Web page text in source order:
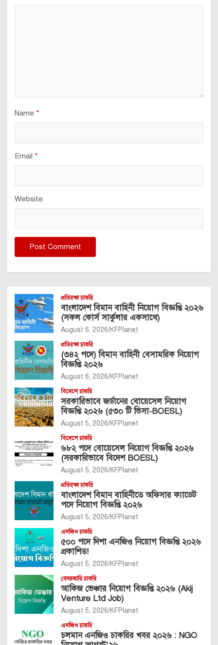
Name *
Email *
Website
প্রতিরক্ষা চাকরি
বাংলাদেশ বিমান বাহিনী নিয়োগ বিজ্ঞপ্তি ২০২৬
(সকল কোর্স সার্কুলার একসাথে)
August 6, 2026 KFPlanet
প্রতিরক্ষা চাকরি
(৩৪২ পদে) বিমান বাহিনী বেসামরিক নিয়োগ
বিজ্ঞপ্তি ২০২৬
August 6, 2026 KFPlanet
বিদেশে চাকরি
সরকারিভাবে জর্ডানের বোয়েসেল নিয়োগ
বিজ্ঞপ্তি ২০২৬ (৫৩০ টি ভিসা-BOESL)
August 5, 2026 KFPlanet
বিদেশে চাকরি
৬৮২ পদে বোয়েসেল নিয়োগ বিজ্ঞপ্তি ২০২৬
(সরকারিভাবে বিদেশ BOESL)
August 5, 2026 KFPlanet
প্রতিরক্ষা চাকরি
বাংলাদেশ বিমান বাহিনীতে অফিসার ক্যাডেট
পদে নিয়োগ বিজ্ঞপ্তি ২০২৬
August 5, 2026 KFPlanet
এনজিও চাকরি
৫০০ পদে দিশা এনজিও নিয়োগ বিজ্ঞপ্তি ২০২৬
প্রকাশিত!
August 5, 2026 KFPlanet
বেসরকারি চাকরি
আকিজ ভেঞ্চার নিয়োগ বিজ্ঞপ্তি ২০২৬ (Akij
Venture Ltd Job)
August 5, 2026 KFPlanet
এনজিও চাকরি
চলমান এনজিও চাকরির খবর ২০২৬ : NGO